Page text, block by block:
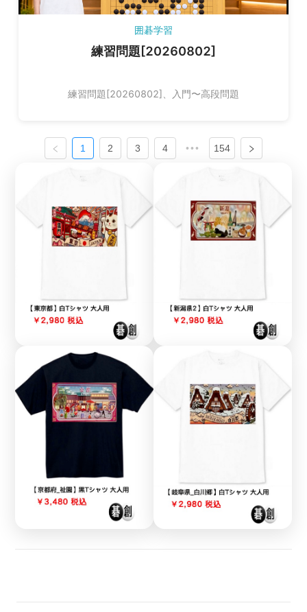
囲碁学習
練習問題[20260802]
練習問題[20260802]、入門〜高段問題
1 2 3 4 ••• 154